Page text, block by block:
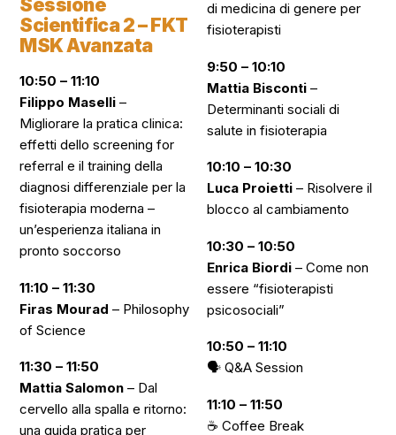
Sessione
Scientifica 2 – FKT
MSK Avanzata
10:50 – 11:10
Filippo Maselli –
Migliorare la pratica clinica:
effetti dello screening for
referral e il training della
diagnosi differenziale per la
fisioterapia moderna –
un’esperienza italiana in
pronto soccorso
11:10 – 11:30
Firas Mourad – Philosophy
of Science
11:30 – 11:50
Mattia Salomon – Dal
cervello alla spalla e ritorno:
una guida pratica per
di medicina di genere per
fisioterapisti
9:50 – 10:10
Mattia Bisconti –
Determinanti sociali di
salute in fisioterapia
10:10 – 10:30
Luca Proietti – Risolvere il
blocco al cambiamento
10:30 – 10:50
Enrica Biordi – Come non
essere “fisioterapisti
psicosociali”
10:50 – 11:10
🗣️ Q&A Session
11:10 – 11:50
☕ Coffee Break